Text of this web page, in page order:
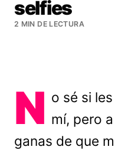
selfies
2 MIN DE LECTURA
N o sé si
mí, pero
ganas de que